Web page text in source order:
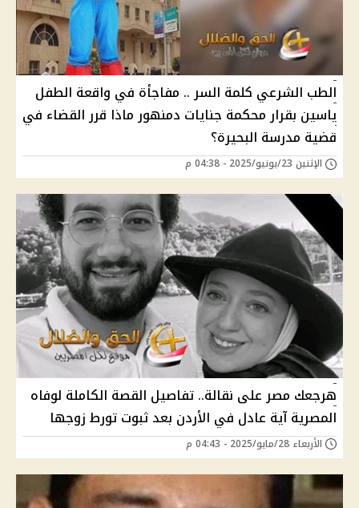
الطب الشرعي كلمة السر .. مفاجأة في واقعة الطفل
ياسين بقرار محكمة جنايات دمنهور ماذا قرر القضاء في
قضية مدرسة البحيرة؟
الإثنين 23/يونيو/2025 - 04:38 م
هرجعك مصر على نقالة.. تفاصيل القصة الكاملة لوفاه
المصرية آية عادل في الأردن بعد ثبوت تورط زوجها
الأربعاء 28/مايو/2025 - 04:43 م